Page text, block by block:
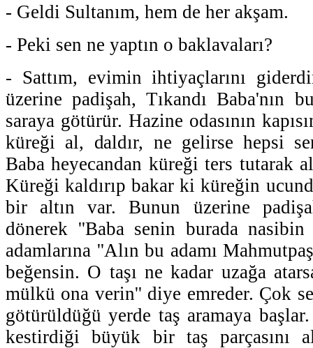
- Geldi Sultanım, hem de her akşam.
- Peki sen ne yaptın o baklavaları?
- Sattım, evimin ihtiyaçlarını
üzerine padişah, Tıkandı Baba'nın
saraya götürür. Hazine odasının
küreği al, daldır, ne gelirse hepsi
Baba heyecandan küreği ters tutarak
Küreği kaldırıp bakar ki küreğin
bir altın var. Bunun üzerine
dönerek ''Baba senin burada
adamlarına ''Alın bu adamı
beğensin. O taşı ne kadar uzağa
mülkü ona verin'' diye emreder. Çok
götürüldüğü yerde taş aramaya
kestirdiği büyük bir taş parçasını